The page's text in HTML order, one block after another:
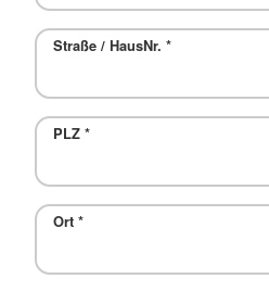
Straße / HausNr. *
PLZ *
Ort *